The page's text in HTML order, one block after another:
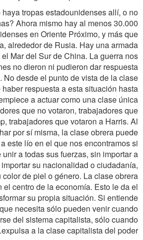
tropas estadounidenses allí, o no
Ahora mismo hay al menos 30.000
en Oriente Próximo, y más que
alrededor de Rusia. Hay una armada
Mar del Sur de China. La guerra nos
no dieron ni pudieron dar respuesta
No desde el punto de vista de la clase
respuesta a esta situación hasta
a actuar como una clase única
que no votaron, trabajadores que
trabajadores que votaron a Harris. Al
por sí misma, la clase obrera puede
este lío en el que nos encontramos si
a todas sus fuerzas, sin importar a
su nacionalidad o ciudadanía,
color de piel o género. La clase obrera
el centro de la economía. Esto le da el
su propia situación. Si entiende
necesita sólo pueden venir cuando
del sistema capitalista, sólo cuando
expulsa a la clase capitalista del poder.